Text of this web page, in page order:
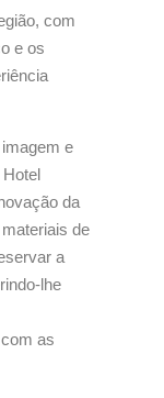
com
e os
e
da
de
a
lhe
as